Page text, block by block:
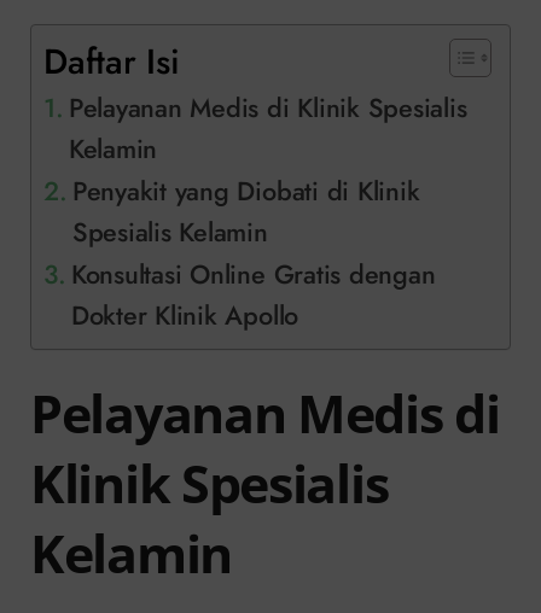
Daftar Isi
Pelayanan Medis di Klinik Spesialis
Kelamin
Penyakit yang Diobati di Klinik
Spesialis Kelamin
Konsultasi Online Gratis dengan
Dokter Klinik Apollo
Pelayanan Medis di
Klinik Spesialis
Kelamin